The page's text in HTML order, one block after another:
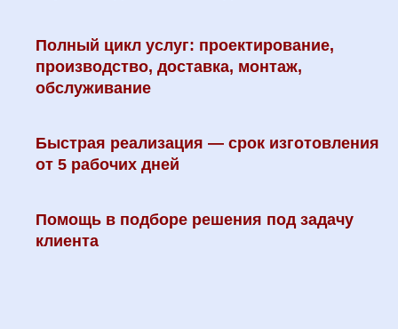
Полный цикл услуг: проектирование,
производство, доставка, монтаж,
обслуживание
Быстрая реализация — срок изготовления
от 5 рабочих дней
Помощь в подборе решения под задачу
клиента